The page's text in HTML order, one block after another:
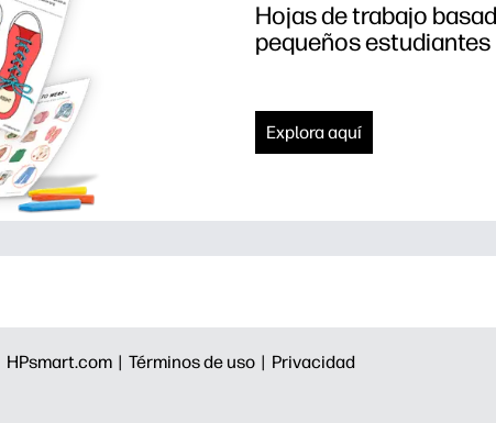
Hojas de trabajo
pequeños estudiantes
Explora aquí
HPsmart.com | Términos de uso | Privacidad